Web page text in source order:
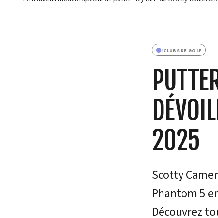
#CLUBS DE GOLF
2025
Scotty
Phantom 5
Découvrez